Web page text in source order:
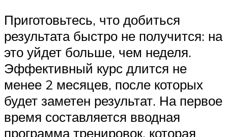
Приготовьтесь, что добиться
результата быстро не получится: на
это уйдет больше, чем неделя.
Эффективный курс длится не
менее 2 месяцев, после которых
будет заметен результат. На первое
время составляется вводная
программа тренировок, которая